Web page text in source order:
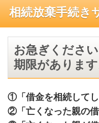
相続放棄手続き
お急ぎくださ
期限があります
①「借金を相続してし
②「亡くなった親の借